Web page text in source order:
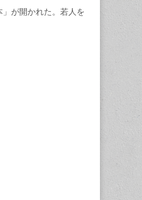
が開かれた。若人を